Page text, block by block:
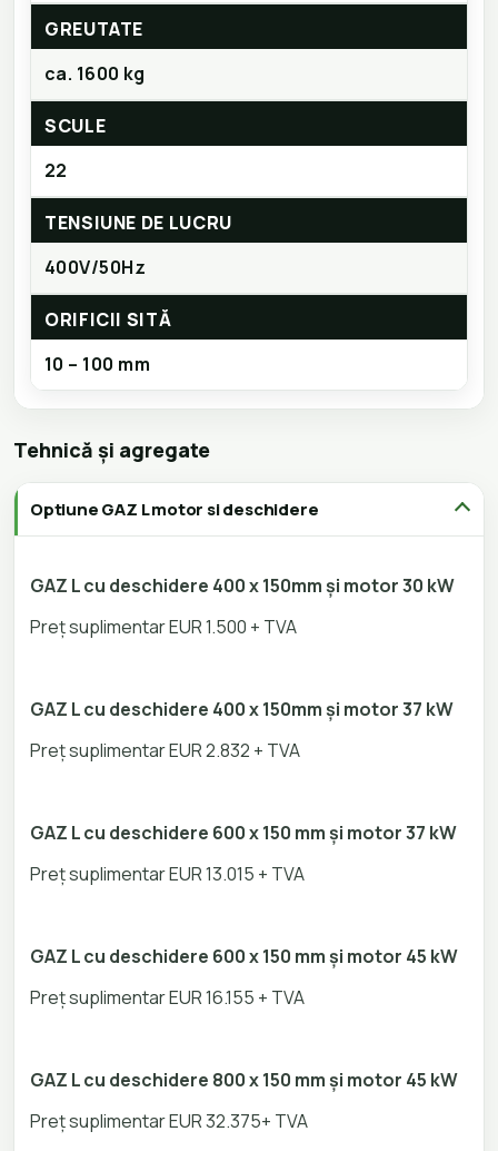
GREUTATE
ca. 1600 kg
SCULE
22
TENSIUNE DE LUCRU
400V/50Hz
ORIFICII SITĂ
10 – 100 mm
Tehnică și agregate
Optiune GAZ L motor si deschidere
GAZ L cu deschidere 400 x 150mm și motor 30 kW
Preț suplimentar EUR 1.500 + TVA
GAZ L cu deschidere 400 x 150mm și motor 37 kW
Preț suplimentar EUR 2.832 + TVA
GAZ L cu deschidere 600 x 150 mm și motor 37 kW
Preț suplimentar EUR 13.015 + TVA
GAZ L cu deschidere 600 x 150 mm și motor 45 kW
Preț suplimentar EUR 16.155 + TVA
GAZ L cu deschidere 800 x 150 mm și motor 45 kW
Preț suplimentar EUR 32.375+ TVA